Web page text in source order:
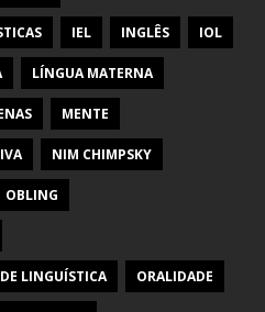
IEL INGLÊS IOL
LÍNGUA MATERNA
MENTE
NIM CHIMPSKY
OBLING
LINGUÍSTICA ORALIDADE